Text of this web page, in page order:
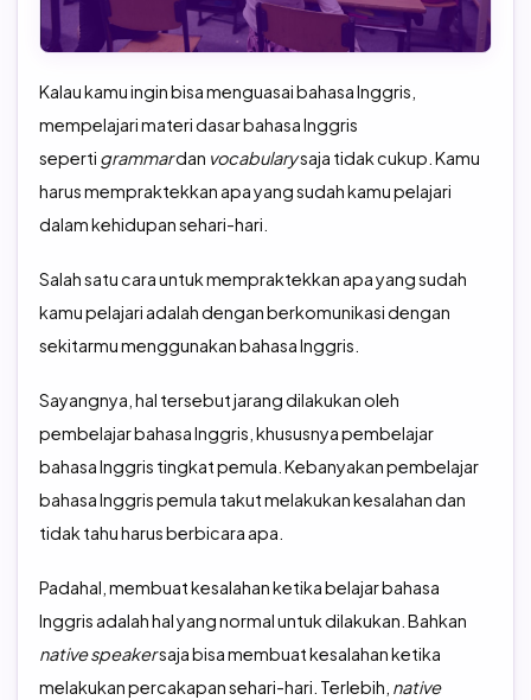
TOEIC Preparation
IELTS Preparation
IELTS
Kalau kamu ingin bisa menguasai bahasa Inggris,
mempelajari materi dasar bahasa Inggris
seperti grammardan vocabularysaja tidak cukup. Kamu
harus mempraktekkan apa yang sudah kamu pelajari
dalam kehidupan sehari-hari.
Salah satu cara untuk mempraktekkan apa yang sudah
kamu pelajari adalah dengan berkomunikasi dengan
sekitarmu menggunakan bahasa Inggris.
Sayangnya, hal tersebut jarang dilakukan oleh
pembelajar bahasa Inggris, khususnya pembelajar
bahasa Inggris tingkat pemula. Kebanyakan pembelajar
bahasa Inggris pemula takut melakukan kesalahan dan
tidak tahu harus berbicara apa.
Padahal, membuat kesalahan ketika belajar bahasa
Inggris adalah hal yang normal untuk dilakukan. Bahkan
native speakersaja bisa membuat kesalahan ketika
melakukan percakapan sehari-hari. Terlebih, native